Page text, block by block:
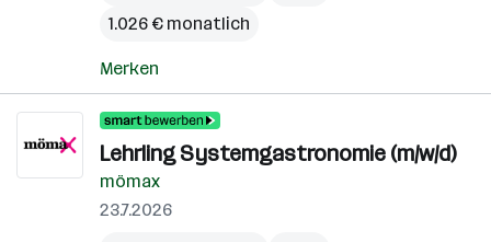
1.026 € monatlich
Merken
Lehrling Systemgastronomie (m/w/d)
mömax
23.7.2026